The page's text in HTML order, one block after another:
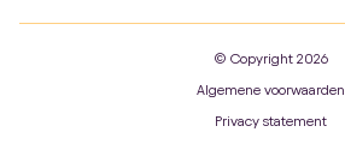
© Copyright 2026
Algemene voorwaarden
Privacy statement